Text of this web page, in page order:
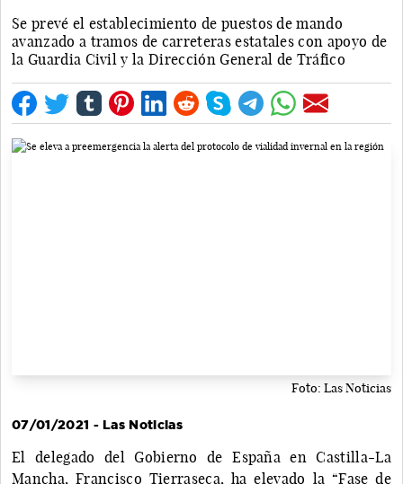
Se prevé el establecimiento de puestos de mando
avanzado a tramos de carreteras estatales con apoyo de
la Guardia Civil y la Dirección General de Tráfico
Foto: Las Noticias
07/01/2021 - Las Noticias
El delegado del Gobierno de España en Castilla-La
Mancha, Francisco Tierraseca, ha elevado la “Fase de